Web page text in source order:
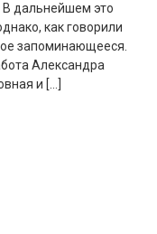
В дальнейшем это
как говорили
запоминающееся.
Александра
и […]